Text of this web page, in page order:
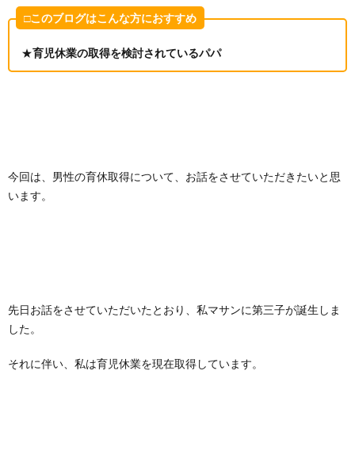
□このブログはこんな方におすすめ
★育児休業の取得を検討されているパパ
今回は、男性の育休取得について、お話をさせていただきたいと思
います。
先日お話をさせていただいたとおり、私マサンに第三子が誕生しま
した。
それに伴い、私は育児休業を現在取得しています。